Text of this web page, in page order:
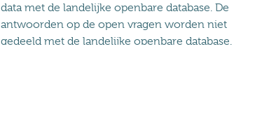
data met de landelijke openbare database. De
antwoorden op de open vragen worden niet
gedeeld met de landelijke openbare database.